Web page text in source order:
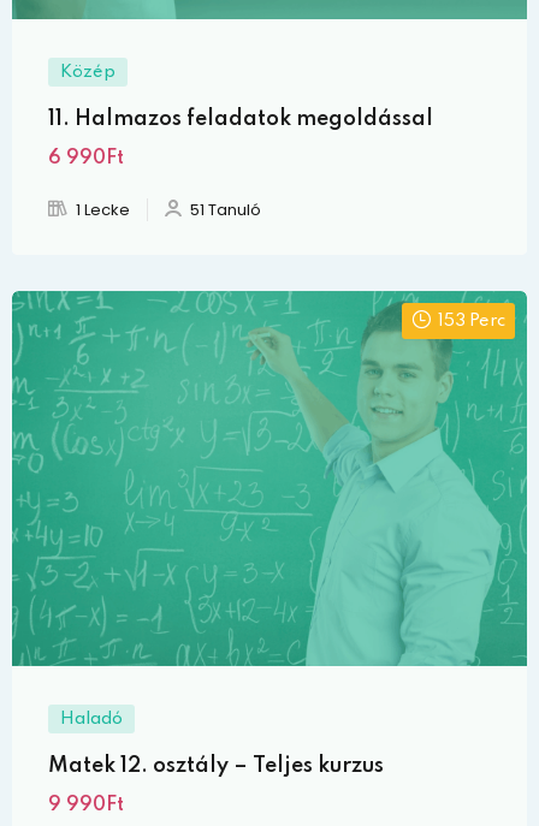
Közép
11. Halmazos feladatok megoldással
6 990Ft
1 Lecke 51 Tanuló
153 Perc
Haladó
Matek 12. osztály – Teljes kurzus
9 990Ft